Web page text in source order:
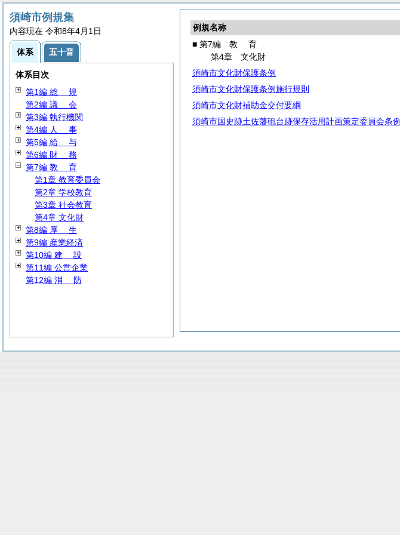
例規名称
■ 第7編 教 育
第4章 文化財
須崎市文化財保護条例
須崎市文化財保護条例施行規則
須崎市文化財補助金交付要綱
須崎市国史跡土佐藩砲台跡保存活用計画策定委員会条例
須崎市例規集
内容現在 令和8年4月1日
体系 五十音
体系目次
第1編 総 規
第2編 議 会
第3編 執行機関
第4編 人 事
第5編 給 与
第6編 財 務
第7編 教 育
第1章 教育委員会
第2章 学校教育
第3章 社会教育
第4章 文化財
第8編 厚 生
第9編 産業経済
第10編 建 設
第11編 公営企業
第12編 消 防